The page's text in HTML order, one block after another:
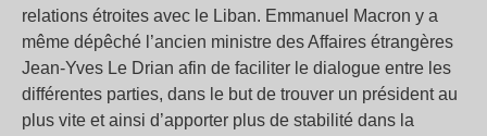
relations étroites avec le Liban. Emmanuel Macron y a
même dépêché l’ancien ministre des Affaires étrangères
Jean-Yves Le Drian afin de faciliter le dialogue entre les
différentes parties, dans le but de trouver un président au
plus vite et ainsi d’apporter plus de stabilité dans la